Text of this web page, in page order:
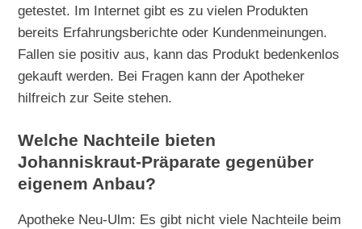
getestet. Im Internet gibt es zu vielen Produkten
bereits Erfahrungsberichte oder Kundenmeinungen.
Fallen sie positiv aus, kann das Produkt bedenkenlos
gekauft werden. Bei Fragen kann der Apotheker
hilfreich zur Seite stehen.
Welche Nachteile bieten
Johanniskraut-Präparate gegenüber
eigenem Anbau?
Apotheke Neu-Ulm: Es gibt nicht viele Nachteile beim